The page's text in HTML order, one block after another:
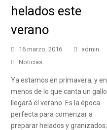
helados este
verano
16 marzo, 2016
admin
Noticias
Ya estamos en primavera, y en
menos de lo que canta un gallo
llegará el verano. Es la época
perfecta para comenzar a
preparar helados y granizados;